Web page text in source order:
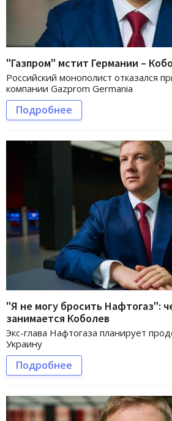
"Газпром" мстит Германии –
Российский монополист отказался
компании Gazprom Germania
Подробнее
"Я не могу бросить Нафтогаз":
занимается Коболев
Экс-глава Нафтогаза планирует
Украину
Подробнее